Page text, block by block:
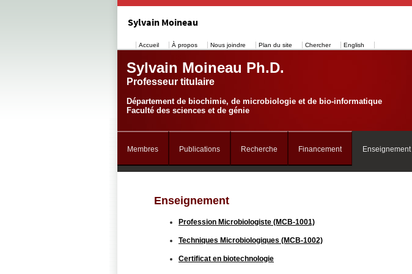
Sylvain Moineau
Accueil À propos Nous joindre Plan du site Chercher English
Sylvain Moineau Ph.D.
Professeur titulaire
Département de biochimie, de microbiologie et de bio-informatique
Faculté des sciences et de génie
Membres Publications Recherche Financement Enseignement
Enseignement
Profession Microbiologiste (MCB-1001)
Techniques Microbiologiques (MCB-1002)
Certificat en biotechnologie